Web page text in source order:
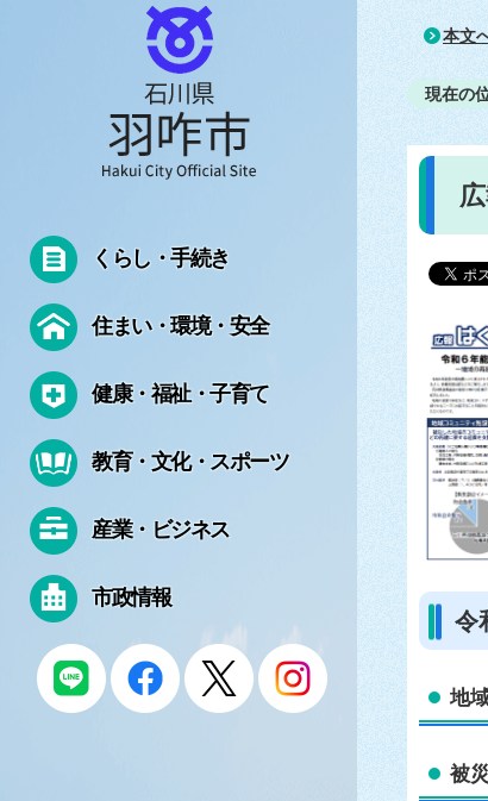
本文
くらし・手続き
住まい・環境・安全
健康・福祉・子育て
教育・文化・スポーツ
産業・ビジネス
市政情報
現在の
令
地
被